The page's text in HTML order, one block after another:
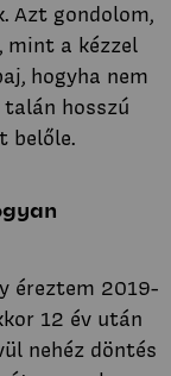
Azt gondolom,
mint a kézzel
hogyha nem
hosszú
belőle.
éreztem 2019-
12 év után
nehéz döntés